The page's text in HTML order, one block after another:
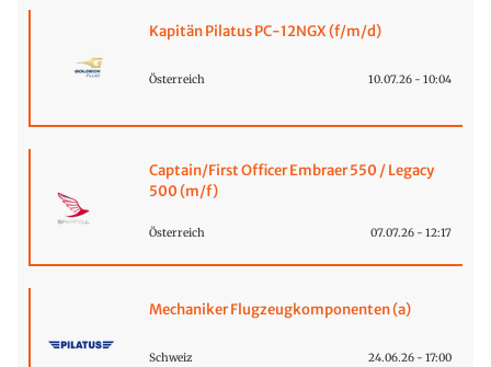
Kapitän Pilatus PC-12NGX (f/m/d)
Österreich 10.07.26 - 10:04
Captain/First Officer Embraer 550 / Legacy
500 (m/f)
Österreich 07.07.26 - 12:17
Mechaniker Flugzeugkomponenten (a)
Schweiz 24.06.26 - 17:00